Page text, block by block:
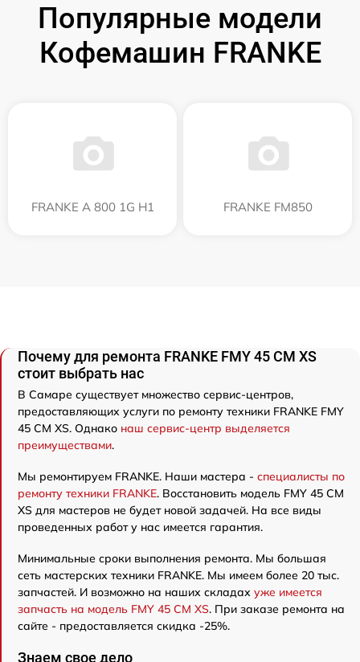
Популярные модели
Кофемашин FRANKE
FRANKE A 800 1G H1 FRANKE FM850
Почему для ремонта FRANKE FMY 45 CM XS
стоит выбрать нас
В Самаре существует множество сервис-центров,
предоставляющих услуги по ремонту техники FRANKE FMY
45 CM XS. Однако наш сервис-центр выделяется
преимуществами.
Мы ремонтируем FRANKE. Наши мастера - специалисты по
ремонту техники FRANKE. Восстановить модель FMY 45 CM
XS для мастеров не будет новой задачей. На все виды
проведенных работ у нас имеется гарантия.
Минимальные сроки выполнения ремонта. Мы большая
сеть мастерских техники FRANKE. Мы имеем более 20 тыс.
запчастей. И возможно на наших складах уже имеется
запчасть на модель FMY 45 CM XS. При заказе ремонта на
сайте - предоставляется скидка -25%.
Знаем свое дело